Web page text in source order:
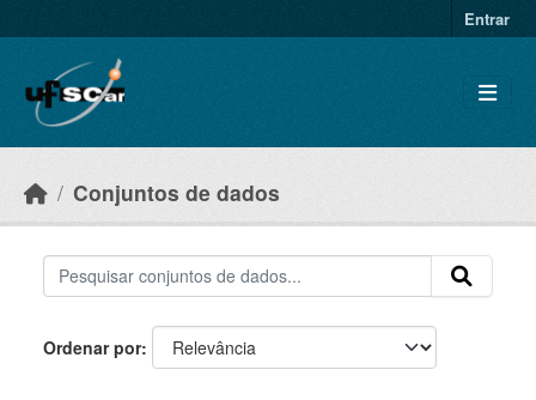
Entrar
Conjuntos de dados
Ordenar por